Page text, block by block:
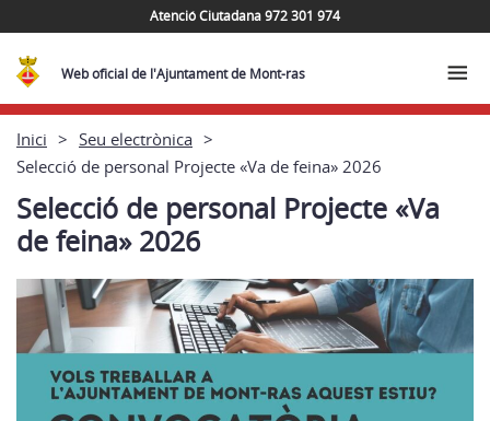
Atenció Ciutadana 972 301 974
Web oficial de l'Ajuntament de Mont-ras
Inici
Seu electrònica
Selecció de personal Projecte «Va de feina» 2026
Selecció de personal Projecte «Va
de feina» 2026